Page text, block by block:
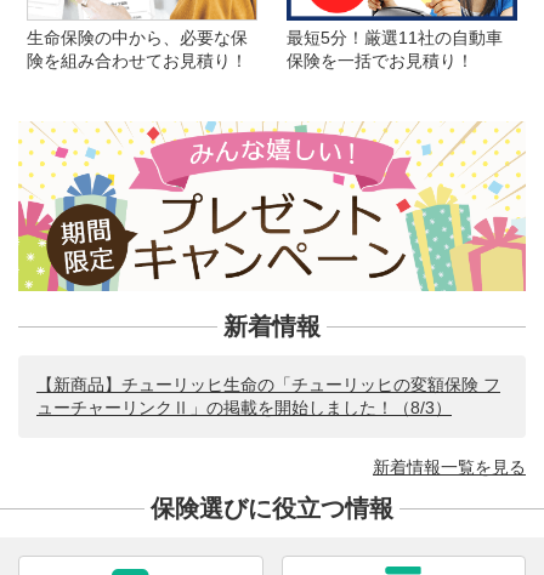
生命保険の中から、必要な保
険を組み合わせてお見積り！
最短5分！厳選11社の自動車
保険を一括でお見積り！
新着情報
【新商品】チューリッヒ生命の「チューリッヒの変額保険 フ
ューチャーリンクⅡ」の掲載を開始しました！（8/3）
新着情報一覧を見る
保険選びに役立つ情報